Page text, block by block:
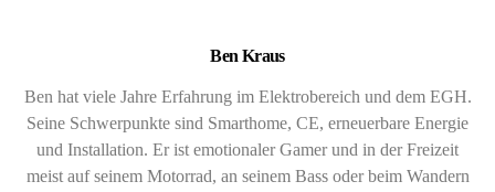
Ben Kraus
Ben hat viele Jahre Erfahrung im Elektrobereich und dem EGH.
Seine Schwerpunkte sind Smarthome, CE, erneuerbare Energie
und Installation. Er ist emotionaler Gamer und in der Freizeit
meist auf seinem Motorrad, an seinem Bass oder beim Wandern